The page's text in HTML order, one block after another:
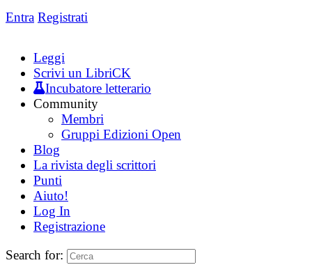
Entra Registrati
Leggi
Scrivi un LibriCK
Incubatore letterario
Community
Membri
Gruppi Edizioni Open
Blog
La rivista degli scrittori
Punti
Aiuto!
Log In
Registrazione
Search for: